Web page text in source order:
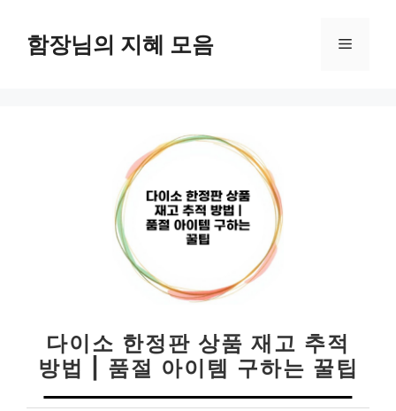
함장님의 지혜 모음 메
다이소 한정판 상품 재고 추적
방법 | 품절 아이템 구하는 꿀팁